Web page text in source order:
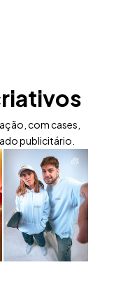
com cases,
publicitário.